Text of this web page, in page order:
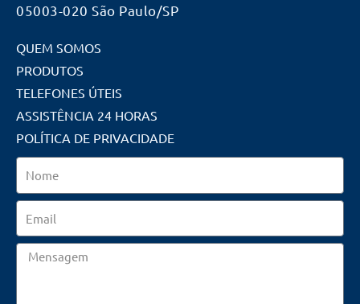
05003-020 São Paulo/SP
QUEM SOMOS
PRODUTOS
TELEFONES ÚTEIS
ASSISTÊNCIA 24 HORAS
POLÍTICA DE PRIVACIDADE
Mensagem